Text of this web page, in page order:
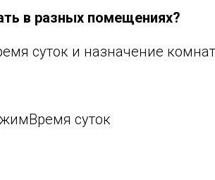
в разных помещениях?
суток и назначение
суток